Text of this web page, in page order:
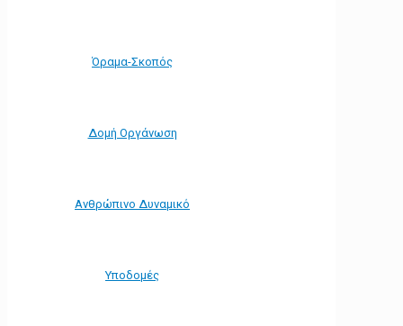
Όραμα-Σκοπός
Δομή Οργάνωση
Ανθρώπινο Δυναμικό
Υποδομές